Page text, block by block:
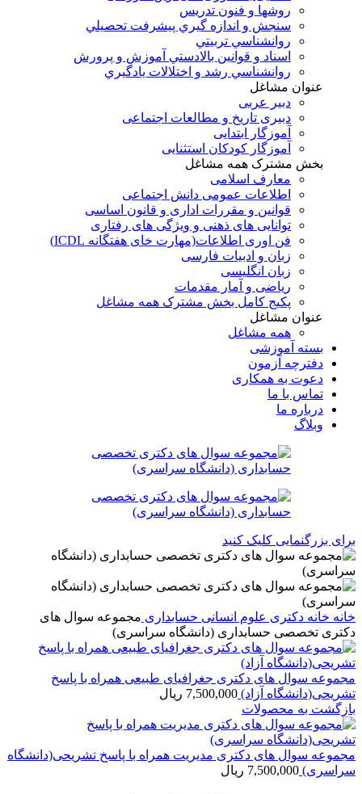
روشها و فنون تدريس
سنجش و اندازه گيري پيشرفت تحصيلي
روانشناسي تربيتي
اسناد و قوانين بالادستي آموزش و پرورش
روانشناسي رشد و اختلالات يادگيري
عنوان مشاغل
دبير عربی
دبیری تاریخ و مطالعات اجتماعی
آموزگار ابتدایی
آموزگار کودکان استثنایی
بخش مشترک همه مشاغل
معارف اسلامی
اطلاعات عمومی دانش اجتماعی
قوانین و مقررات اداری و قانون اساسی
توانایی های ذهنی و ویژگی های رفتاری
فن اوری اطلاعات(مهارت خای هفتگانه ICDL)
زبان و ادبیات فارسی
زبان انگلیسی
ریاضی و آمار مقدمات
پکیج کامل بخش مشترک همه مشاغل
عنوان مشاغل
همه مشاغل
بسته آموزشی
دفترچه آزمون
دعوت به همکاری
تماس با ما
درباره ما
وبلاگ
برای بزرگنمایی کلیک کنید
خانه خانه دکتری علوم انسانی حسابداری مجموعه سوال های
دکتری تخصصی حسابداری (دانشگاه سراسری)
مجموعه سوال های دکتری جغرافیای طبیعی همراه با پاسخ
تشریحی(دانشگاه آزاد) 7,500,000 ریال
بازگشت به محصولات
مجموعه سوال های دکتری مدیریت همراه با پاسخ تشریحی(دانشگاه
سراسری) 7,500,000 ریال